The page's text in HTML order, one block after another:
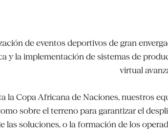
de eventos deportivos de gran
y la implementación de sistemas de
virtual
la Copa Africana de Naciones, nuestros
sobre el terreno para garantizar el
las soluciones, o la formación de los